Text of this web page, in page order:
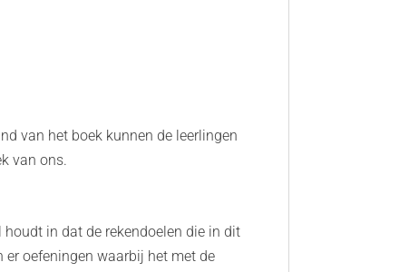
van het boek kunnen de leerlingen
van ons.
in dat de rekendoelen die in dit
er oefeningen waarbij het met de